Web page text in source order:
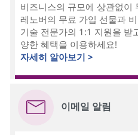
비즈니스의 규모에 상관없이
레노버의 무료 가입 선물과
기술 전문가의 1:1 지원을 받
양한 혜택을 이용하세요!
자세히 알아보기 >
이메일 알림